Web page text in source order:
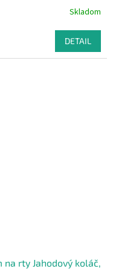
Skladom
DETAIL
rty Jahodový koláč,